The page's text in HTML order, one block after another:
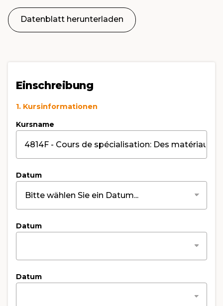
Datenblatt herunterladen
Einschreibung
1. Kursinformationen
Kursname
Datum
Datum
Datum